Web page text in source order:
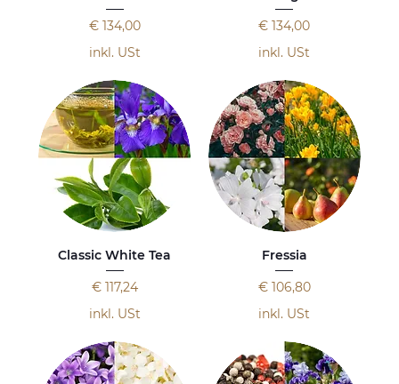
Preis
€ 134,00
inkl. USt
Preis
€ 134,00
inkl. USt
Classic White Tea
Preis
€ 117,24
inkl. USt
Fressia
Preis
€ 106,80
inkl. USt